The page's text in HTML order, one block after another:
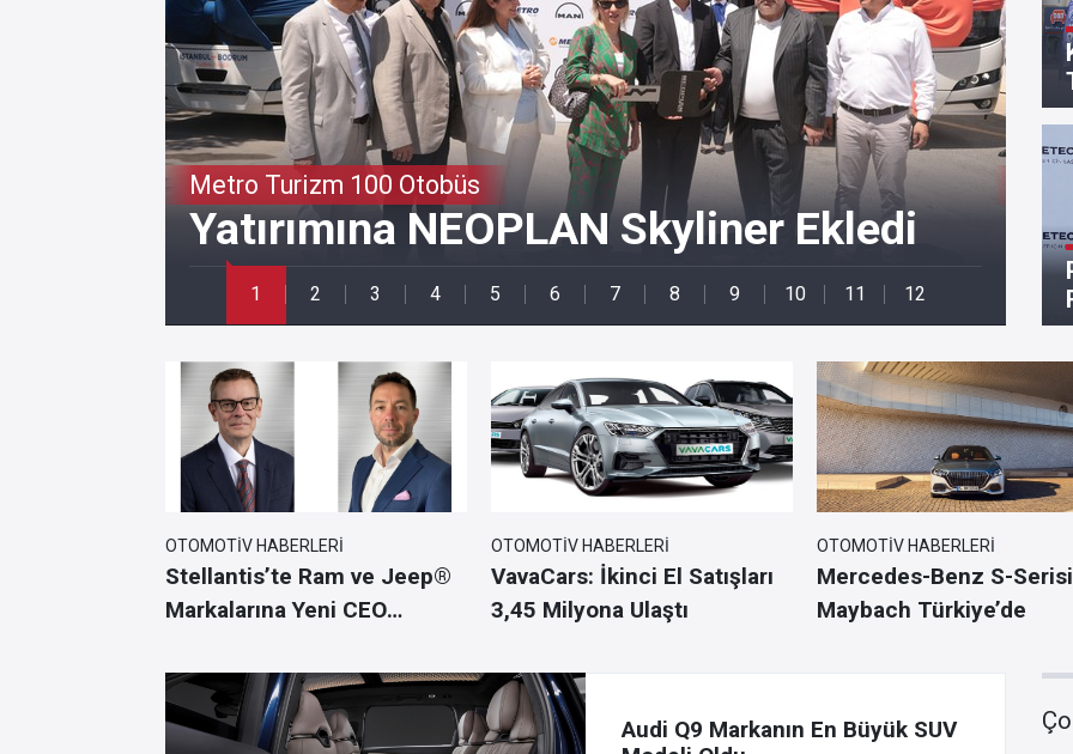
Metro Turizm 100 Otobüs
Yatırımına NEOPLAN Skyliner Ekledi
OTOMOTIV HABERLERI
Stellantis’te Ram ve Jeep®
Markalarına Yeni CEO
OTOMOTIV HABERLERI
VavaCars: İkinci El Satışları
3,45 Milyona Ulaştı
OTOMOTIV HABERLERI
Mercedes-Benz S-
Maybach Türkiye’de
Audi Q9 Markanın En Büyük SUV